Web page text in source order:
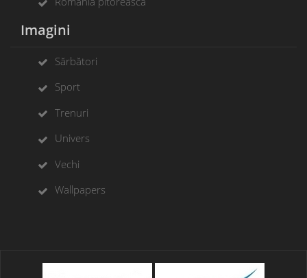
Imagini
Sărbători
Sport
Trenuri
Univers
Vechi
Wallpapers